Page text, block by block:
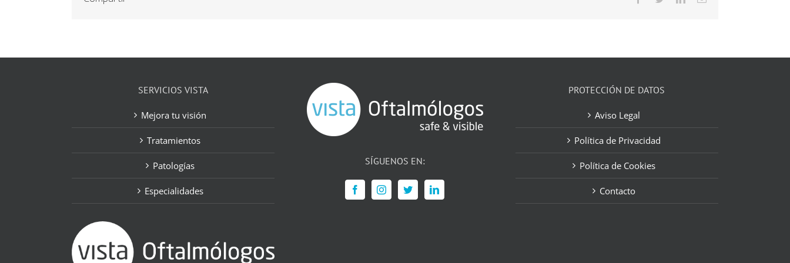
SERVICIOS VISTA
Mejora tu visión
Tratamientos
Patologías
Especialidades
SÍGUENOS EN:
PROTECCIÓN DE DATOS
Aviso Legal
Política de Privacidad
Política de Cookies
Contacto